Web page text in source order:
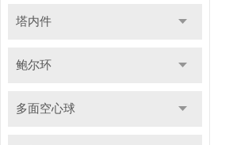
塔内件
鲍尔环
多面空心球